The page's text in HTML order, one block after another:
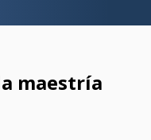
maestría